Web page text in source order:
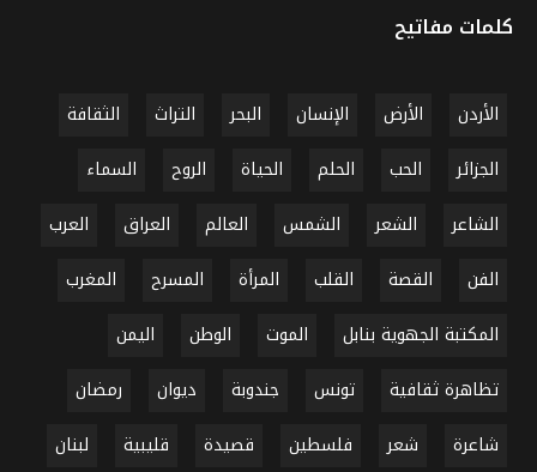
كلمات مفاتيح
الأردن الأرض الإنسان البحر التراث
الثقافة
الجزائر
الحب الحلم الحياة الروح
السماء
الشاعر
الشعر الشمس العالم العراق
العرب
الفن
القصة القلب المرأة المسرح
المغرب
المكتبة الجهوية بنابل
الموت الوطن
اليمن
تظاهرة ثقافية
تونس جندوبة ديوان
رمضان
شاعرة
شعر فلسطين قصيدة قليبية
لبنان